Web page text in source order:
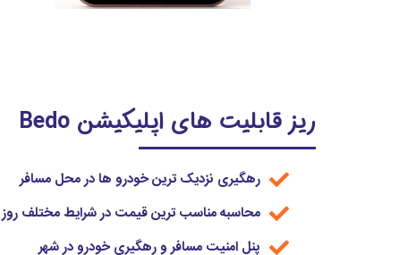
ریز قابلیت های اپلیکیشن Bedo
رهگیری نزدیک ترین خودرو ها در محل مسافر
محاسبه مناسب ترین قیمت در شرایط مختلف روز
پنل امنیت مسافر و رهگیری خودرو در شهر